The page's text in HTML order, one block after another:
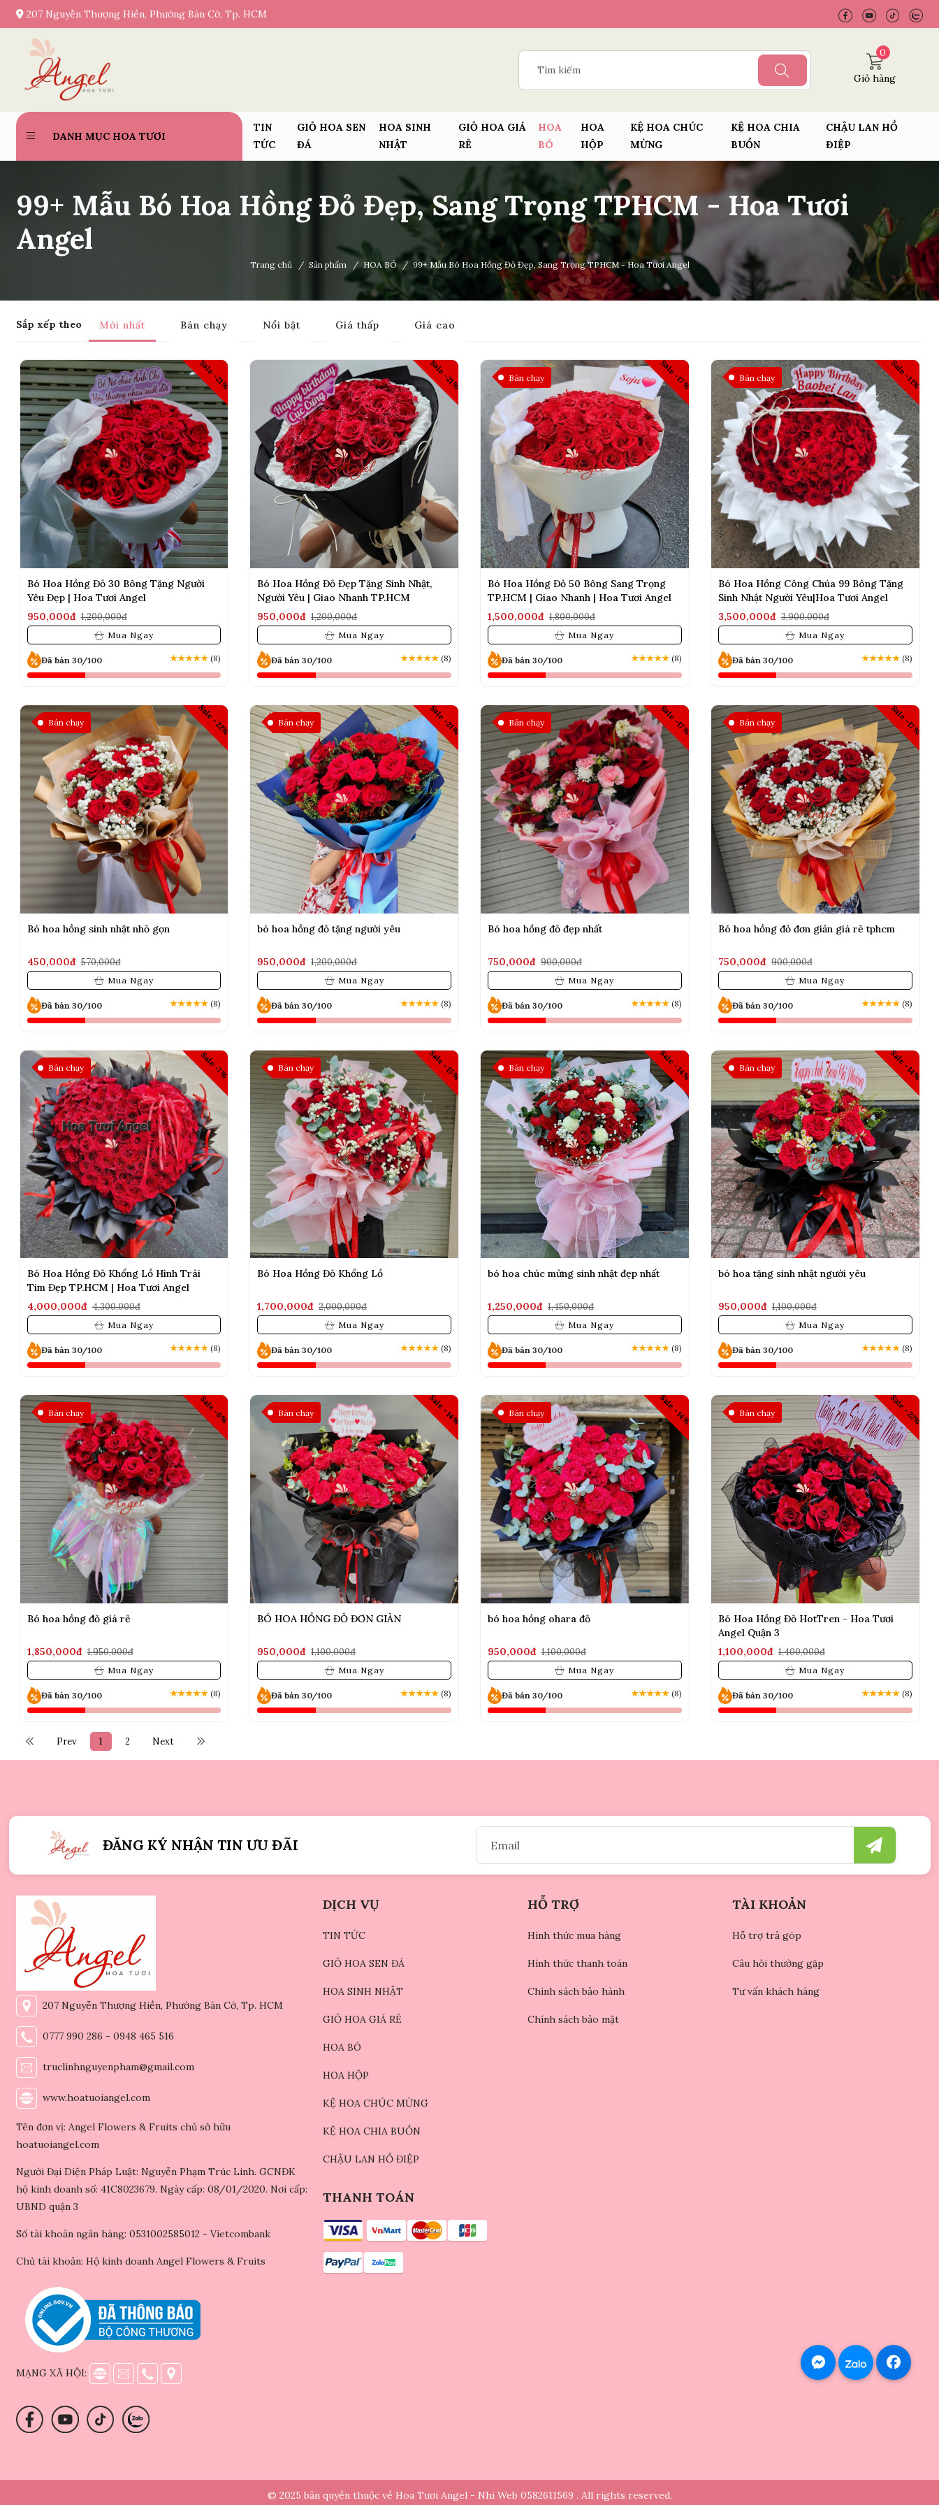
207 Nguyễn Thượng Hiền, Phường Bàn Cờ, Tp. HCM
0
Giỏ hàng
DANH MỤC HOA TƯƠI
TIN
TỨC
GIỎ HOA SEN
ĐÁ
HOA SINH
NHẬT
GIỎ HOA GIÁ
RẺ
HOA
BÓ
HOA
HỘP
KỆ HOA CHÚC
MỪNG
KỆ HOA CHIA
BUỒN
CHẬU LAN HỒ
ĐIỆP
99+ Mẫu Bó Hoa Hồng Đỏ Đẹp, Sang Trọng TPHCM - Hoa Tươi
Angel
Trang chủ / Sản phẩm / HOA BÓ / 99+ Mẫu Bó Hoa Hồng Đỏ Đẹp, Sang Trọng TPHCM - Hoa Tươi Angel
Sắp xếp theo Mới nhất Bán chạy Nổi bật Giá thấp Giá cao
Sale -21%
Bó Hoa Hồng Đỏ 30 Bông Tặng Người
Yêu Đẹp | Hoa Tươi Angel
950,000đ 1,200,000đ
Mua Ngay
Đã bán 30/100 ★★★★★ (8)
Sale -21%
Bó Hoa Hồng Đỏ Đẹp Tặng Sinh Nhật,
Người Yêu | Giao Nhanh TP.HCM
950,000đ 1,200,000đ
Mua Ngay
Đã bán 30/100 ★★★★★ (8)
Bán chạy Sale -17%
Bó Hoa Hồng Đỏ 50 Bông Sang Trọng
TP.HCM | Giao Nhanh | Hoa Tươi Angel
1,500,000đ 1,800,000đ
Mua Ngay
Đã bán 30/100 ★★★★★(8)
Bán chạy Sale -11%
Bó Hoa Hồng Công Chúa 99 Bông Tặng
Sinh Nhật Người Yêu|Hoa Tươi Angel
3,500,000đ 3,900,000đ
Mua Ngay
Đã bán 30/100 ★★★★★(8)
Bán chạy Sale -22%
Bó hoa hồng sinh nhật nhỏ gọn
450,000đ 570,000đ
Mua Ngay
Đã bán 30/100 ★★★★★ (8)
Bán chạy Sale -21%
bó hoa hồng đỏ tặng người yêu
950,000đ 1,200,000đ
Mua Ngay
Đã bán 30/100 ★★★★★ (8)
Bán chạy Sale -17%
Bó hoa hồng đỏ đẹp nhất
750,000đ 900,000đ
Mua Ngay
Đã bán 30/100 ★★★★★(8)
Bán chạy Sale -17%
Bó hoa hồng đỏ đơn giản giá rẻ tphcm
750,000đ 900,000đ
Mua Ngay
Đã bán 30/100 ★★★★★(8)
Bán chạy Sale -7%
Bó Hoa Hồng Đỏ Khổng Lồ Hình Trái
Tim Đẹp TP.HCM | Hoa Tươi Angel
4,000,000đ 4,300,000đ
Mua Ngay
Đã bán 30/100 ★★★★★ (8)
Bán chạy Sale -15%
Bó Hoa Hồng Đỏ Khổng Lồ
1,700,000đ 2,000,000đ
Mua Ngay
Đã bán 30/100 ★★★★★ (8)
Bán chạy Sale -14%
bó hoa chúc mừng sinh nhật đẹp nhất
1,250,000đ 1,450,000đ
Mua Ngay
Đã bán 30/100 ★★★★★(8)
Bán chạy Sale -14%
bó hoa tặng sinh nhật người yêu
950,000đ 1,100,000đ
Mua Ngay
Đã bán 30/100 ★★★★★(8)
Bán chạy Sale -6%
Bó hoa hồng đỏ giá rẻ
1,850,000đ 1,950,000đ
Mua Ngay
Đã bán 30/100 ★★★★★ (8)
Bán chạy Sale -14%
BÓ HOA HỒNG ĐỎ ĐƠN GIẢN
950,000đ 1,100,000đ
Mua Ngay
Đã bán 30/100 ★★★★★ (8)
Bán chạy Sale -14%
bó hoa hồng ohara đỏ
950,000đ 1,100,000đ
Mua Ngay
Đã bán 30/100 ★★★★★(8)
Bán chạy Sale -22%
Bó Hoa Hồng Đỏ HotTren - Hoa Tươi
Angel Quận 3
1,100,000đ 1,400,000đ
Mua Ngay
Đã bán 30/100 ★★★★★(8)
Prev 1 2 Next
ĐĂNG KÝ NHẬN TIN ƯU ĐÃI
207 Nguyễn Thượng Hiền, Phường Bàn Cờ, Tp. HCM
0777 990 286 - 0948 465 516
truclinhnguyenpham@gmail.com
www.hoatuoiangel.com
Tên đơn vị: Angel Flowers & Fruits chủ sở hữu
hoatuoiangel.com
Người Đại Diện Pháp Luật: Nguyễn Phạm Trúc Linh. GCNĐK
hộ kinh doanh số: 41C8023679. Ngày cấp: 08/01/2020. Nơi cấp:
UBND quận 3
Số tài khoản ngân hàng: 0531002585012 - Vietcombank
Chủ tài khoản: Hộ kinh doanh Angel Flowers & Fruits
MẠNG XÃ HỘI:
DỊCH VỤ
TIN TỨC
GIỎ HOA SEN ĐÁ
HOA SINH NHẬT
GIỎ HOA GIÁ RẺ
HOA BÓ
HOA HỘP
KỆ HOA CHÚC MỪNG
KỆ HOA CHIA BUỒN
CHẬU LAN HỒ ĐIỆP
HỖ TRỢ
Hình thức mua hàng
Hình thức thanh toán
Chính sách bảo hành
Chính sách bảo mật
TÀI KHOẢN
Hỗ trợ trả góp
Câu hỏi thường gặp
Tư vấn khách hàng
THANH TOÁN
© 2025 bản quyền thuộc về Hoa Tươi Angel - Nhi Web 0582611569 . All rights reserved.